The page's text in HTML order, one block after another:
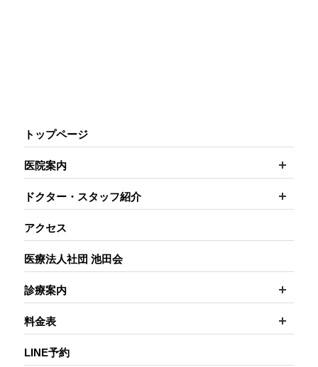
トップページ
医院案内
ドクター・スタッフ紹介
アクセス
医療法人社団 池田会
診療案内
料金表
LINE予約